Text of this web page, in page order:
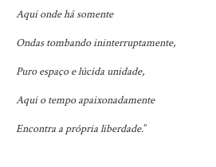
Aqui onde há somente
Ondas tombando ininterruptamente,
Puro espaço e lúcida unidade,
Aqui o tempo apaixonadamente
Encontra a própria liberdade.”